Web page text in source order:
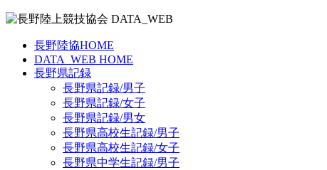
長野陸協HOME
DATA_WEB HOME
長野県記録
長野県記録/男子
長野県記録/女子
長野県記録/男女
長野県高校生記録/男子
長野県高校生記録/女子
長野県中学生記録/男子